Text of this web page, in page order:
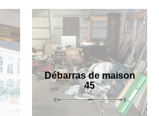
Débarras de maison
45